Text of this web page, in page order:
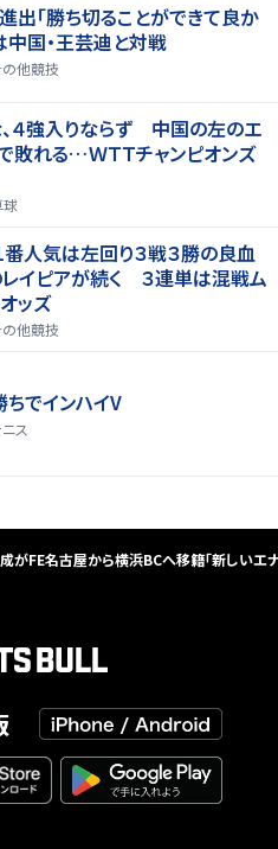
出「勝ち切ることができて良か
国・王芸迪と対戦
の他競技
、４強入りならず 中国の左のエ
敗れる…ＷＴＴチャンピオンズ
球
番人気は左回り３戦３勝の良血
イピアが続く ３連単は混戦ム
ッズ
の他競技
でインハイV
ス
がFE名古屋から横浜BCへ移籍「新しいエ